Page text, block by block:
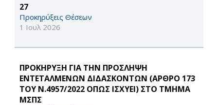
27
Προκηρύξεις Θέσεων
1 Ιουλ 2026
ΠΡΟΚΗΡΥΞΗ ΓΙΑ ΤΗΝ ΠΡΟΣΛΗΨΗ
ΕΝΤΕΤΑΛΜΕΝΩΝ ΔΙΔΑΣΚΟΝΤΩΝ (ΑΡΘΡΟ 173
ΤΟΥ Ν.4957/2022 ΟΠΩΣ ΙΣΧΥΕΙ) ΣΤΟ ΤΜΗΜΑ
ΜΣΠΣ